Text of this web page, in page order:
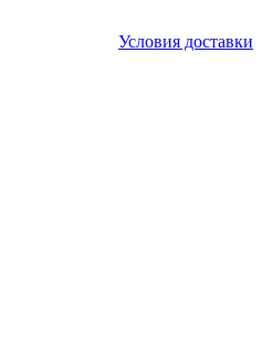
Условия доставки